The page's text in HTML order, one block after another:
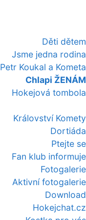
Děti dětem
Jsme jedna rodina
Petr Koukal a Kometa
Chlapi ŽENÁM
Hokejová tombola
Království Komety
Dortiáda
Ptejte se
Fan klub informuje
Fotogalerie
Aktivní fotogalerie
Download
Hokejchat.cz